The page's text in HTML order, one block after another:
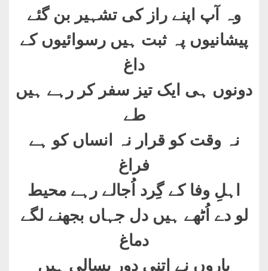
وہ آپ اپنے راز کی تشہیر بن گئے
پیشانیوں پہ ثبت ہیں رسوائیوں کے
داغ
دونوں ہی ایک تیز سفر کر رہے ہیں
طے
نہ وقت کو قرار نہ انساں کو ہے
فراغ
اہلِ وفا کے گِرد اُجالے رہے محیط
لو دے اُٹھے ہیں دل جہاں بجھنے لگے
دماغ
یاروں نے اتنی دور بسالی ہیں